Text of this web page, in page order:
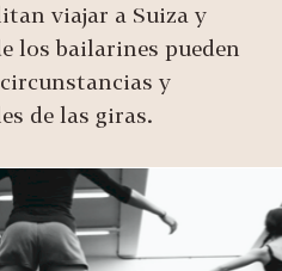
viajar a Suiza y
los bailarines pueden
y
de las giras.